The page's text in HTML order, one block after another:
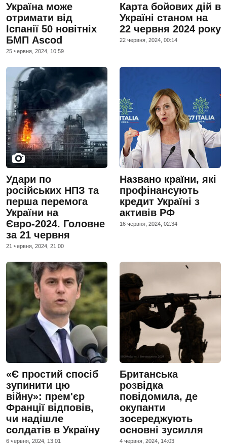
Україна може
отримати від
Іспанії 50 новітніх
БМП Ascod
25 червня, 2024, 10:59
Карта бойових дій в
Україні станом на
22 червня 2024 року
22 червня, 2024, 00:14
Удари по
російських НПЗ та
перша перемога
України на
Євро-2024. Головне
за 21 червня
21 червня, 2024, 21:00
Названо країни, які
профінансують
кредит Україні з
активів РФ
16 червня, 2024, 02:34
«Є простий спосіб
зупинити цю
війну»: прем'єр
Франції відповів,
чи надішле
солдатів в Україну
6 червня, 2024, 13:01
Британська
розвідка
повідомила, де
окупанти
зосереджують
основні зусилля
4 червня, 2024, 14:03